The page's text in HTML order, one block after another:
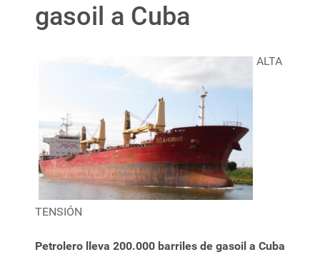
gasoil a Cuba
ALTA
TENSIÓN
Petrolero lleva 200.000 barriles de gasoil a Cuba